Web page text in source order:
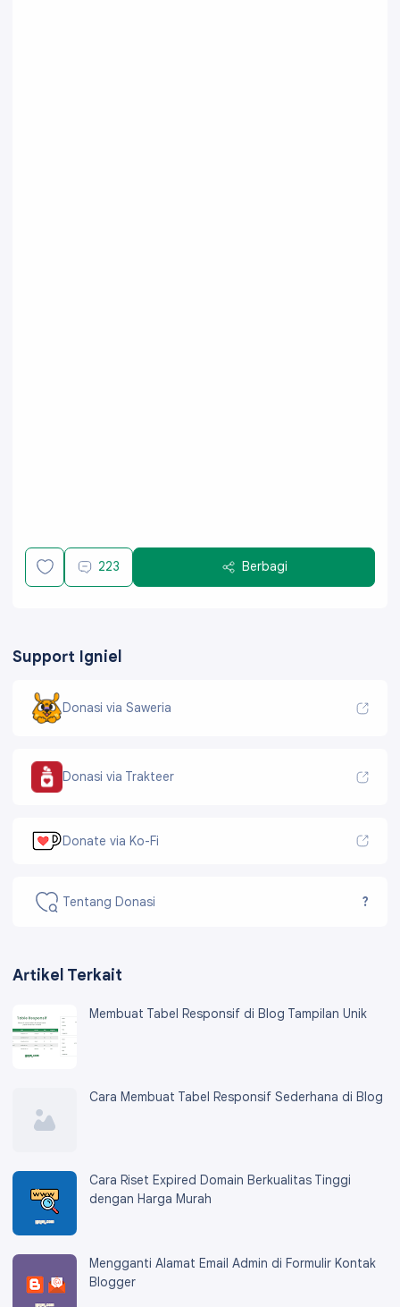
223 Berbagi
Support Igniel
Donasi via Saweria
Donasi via Trakteer
Donate via Ko-Fi
Tentang Donasi ?
Artikel Terkait
Membuat Tabel Responsif di Blog Tampilan Unik
Cara Membuat Tabel Responsif Sederhana di Blog
Cara Riset Expired Domain Berkualitas Tinggi
dengan Harga Murah
Mengganti Alamat Email Admin di Formulir Kontak
Blogger